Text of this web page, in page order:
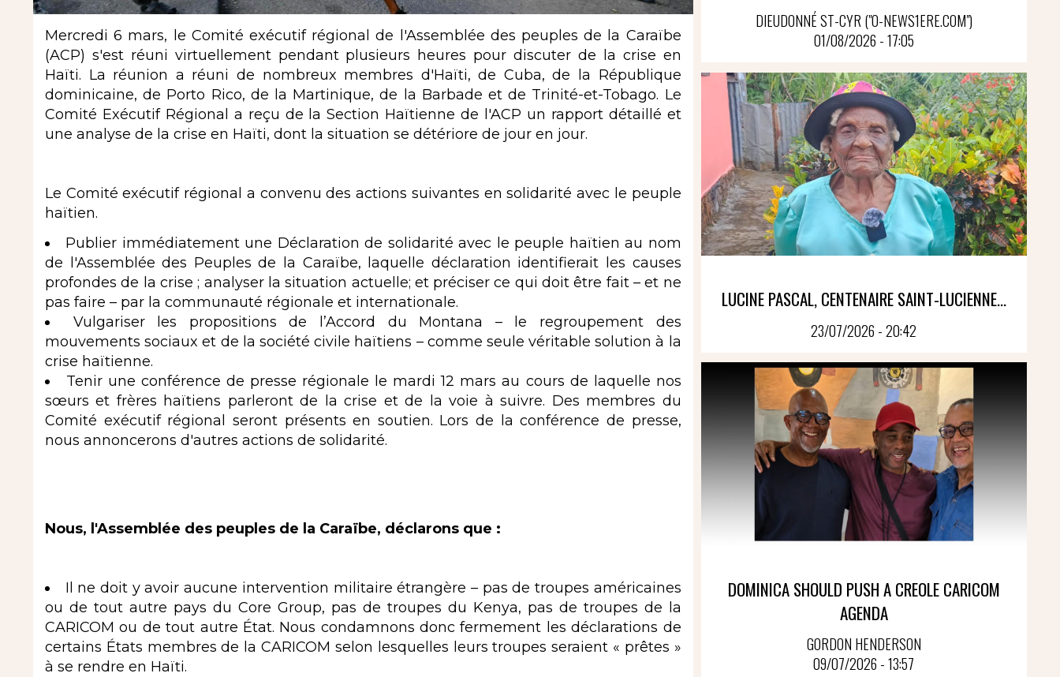
Mercredi 6 mars, le Comité exécutif régional de l'Assemblée des peuples de la Caraïbe
(ACP) s'est réuni virtuellement pendant plusieurs heures pour discuter de la crise en
Haïti. La réunion a réuni de nombreux membres d'Haïti, de Cuba, de la République
dominicaine, de Porto Rico, de la Martinique, de la Barbade et de Trinité-et-Tobago. Le
Comité Exécutif Régional a reçu de la Section Haïtienne de l'ACP un rapport détaillé et
une analyse de la crise en Haïti, dont la situation se détériore de jour en jour.
Le Comité exécutif régional a convenu des actions suivantes en solidarité avec le peuple
haïtien.
Publier immédiatement une Déclaration de solidarité avec le peuple haïtien au nom
de l'Assemblée des Peuples de la Caraïbe, laquelle déclaration identifierait les causes
profondes de la crise ; analyser la situation actuelle; et préciser ce qui doit être fait – et ne
pas faire – par la communauté régionale et internationale.
Vulgariser les propositions de l’Accord du Montana – le regroupement des
mouvements sociaux et de la société civile haïtiens – comme seule véritable solution à la
crise haïtienne.
Tenir une conférence de presse régionale le mardi 12 mars au cours de laquelle nos
sœurs et frères haïtiens parleront de la crise et de la voie à suivre. Des membres du
Comité exécutif régional seront présents en soutien. Lors de la conférence de presse,
nous annoncerons d'autres actions de solidarité.
Nous, l'Assemblée des peuples de la Caraïbe, déclarons que :
Il ne doit y avoir aucune intervention militaire étrangère – pas de troupes américaines
ou de tout autre pays du Core Group, pas de troupes du Kenya, pas de troupes de la
CARICOM ou de tout autre État. Nous condamnons donc fermement les déclarations de
certains États membres de la CARICOM selon lesquelles leurs troupes seraient « prêtes »
à se rendre en Haïti.
DIEUDONNÉ ST-CYR ("O-NEWS1ERE.COM")
01/08/2026 - 17:05
LUCINE PASCAL, CENTENAIRE SAINT-LUCIENNE...
23/07/2026 - 20:42
DOMINICA SHOULD PUSH A CREOLE CARICOM
AGENDA
GORDON HENDERSON
09/07/2026 - 13:57